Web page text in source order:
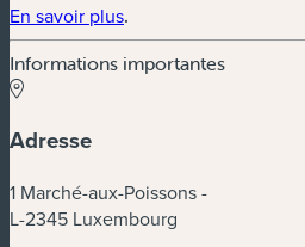
En savoir plus(nouvelle fenêtre)
.
Informations importantes
Adresse
1 Marché-aux-Poissons -
L-2345 Luxembourg